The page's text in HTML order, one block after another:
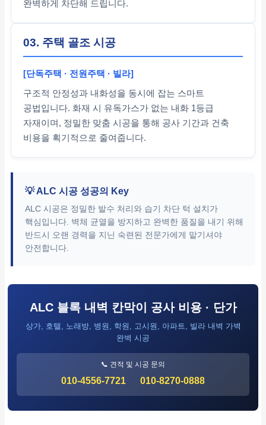
완벽하게 차단해 드립니다.
03. 주택 골조 시공
[단독주택 · 전원주택 · 빌라]
구조적 안정성과 내화성을 동시에 잡는 스마트
공법입니다. 화재 시 유독가스가 없는 내화 1등급
자재이며, 정밀한 맞춤 시공을 통해 공사 기간과 건축
비용을 획기적으로 줄여줍니다.
💡 ALC 시공 성공의 Key
ALC 시공은 정밀한 발수 처리와 습기 차단 턱 설치가
핵심입니다. 벽체 균열을 방지하고 완벽한 품질을 내기 위해
반드시 오랜 경력을 지닌 숙련된 전문가에게 맡기셔야
안전합니다.
ALC 블록 내벽 칸막이 공사 비용 · 단가
상가, 호텔, 노래방, 병원, 학원, 고시원, 아파트, 빌라 내벽 가벽
완벽 시공
📞 견적 및 시공 문의
010-4556-7721 010-8270-0888